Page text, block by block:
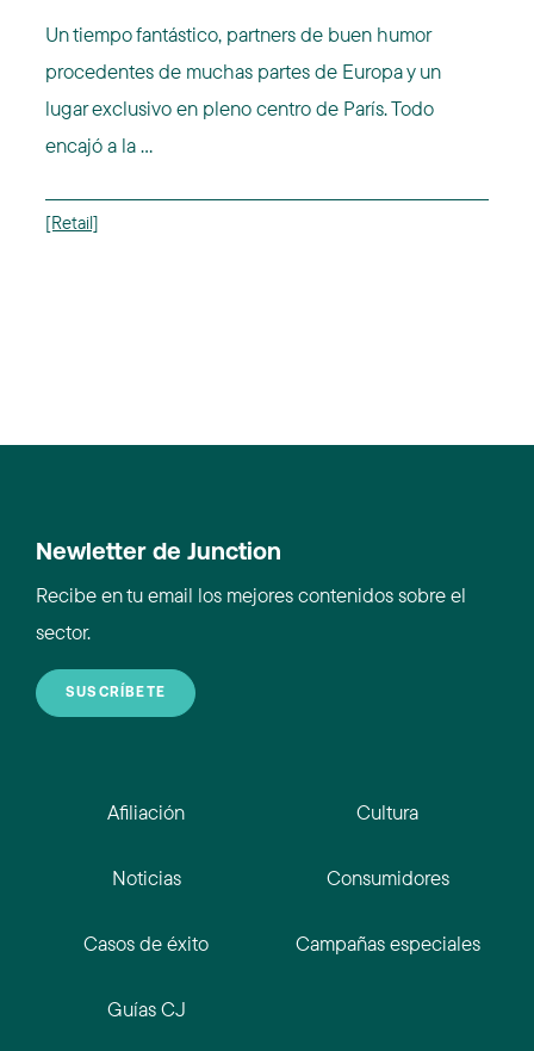
Un tiempo fantástico, partners de buen humor
procedentes de muchas partes de Europa y un
lugar exclusivo en pleno centro de París. Todo
encajó a la ...
[Retail]
Newletter de Junction
Recibe en tu email los mejores contenidos sobre el
sector.
SUSCRÍBETE
Afiliación
Noticias
Casos de éxito
Guías CJ
Cultura
Consumidores
Campañas especiales